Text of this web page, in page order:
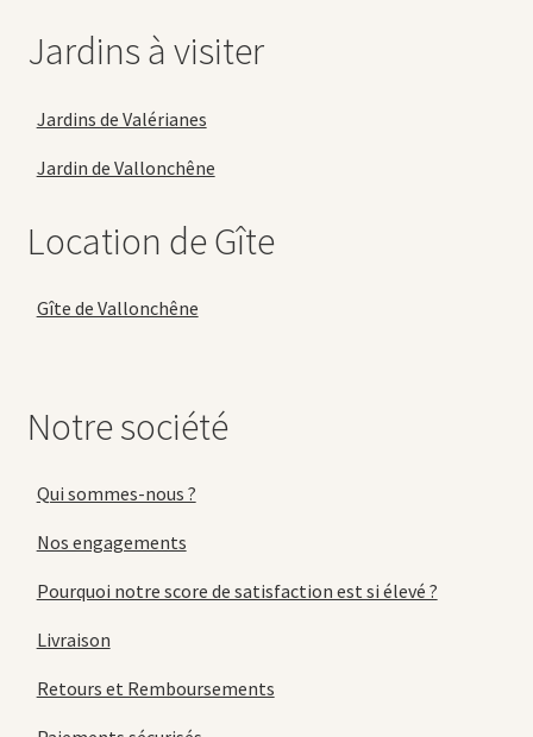
Jardins à visiter
Jardins de Valérianes
Jardin de Vallonchêne
Location de Gîte
Gîte de Vallonchêne
Notre société
Qui sommes-nous ?
Nos engagements
Pourquoi notre score de satisfaction est si élevé ?
Livraison
Retours et Remboursements